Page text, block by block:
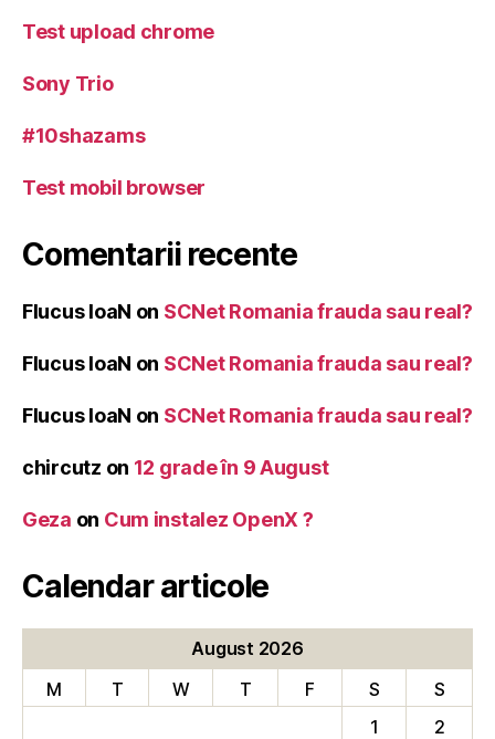
Test upload chrome
Sony Trio
#10shazams
Test mobil browser
Comentarii recente
Flucus IoaN on SCNet Romania frauda sau real?
Flucus IoaN on SCNet Romania frauda sau real?
Flucus IoaN on SCNet Romania frauda sau real?
chircutz on 12 grade în 9 August
Geza on Cum instalez OpenX ?
Calendar articole
August 2026
M
T W T F S
S
1
2